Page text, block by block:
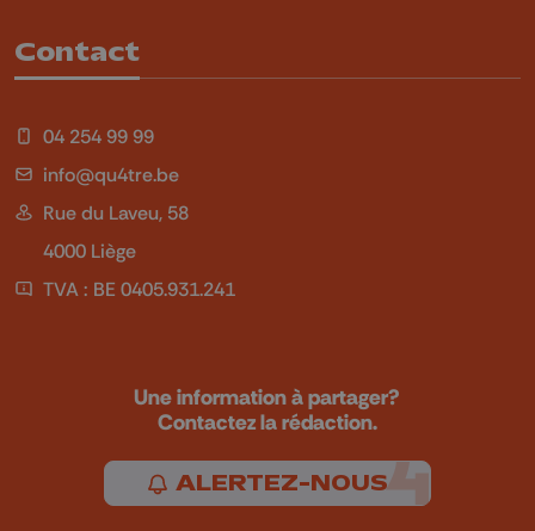
Contact
04 254 99 99
info@qu4tre.be
Rue du Laveu, 58
4000 Liège
TVA : BE 0405.931.241
Une information à partager?
Contactez la rédaction.
ALERTEZ-NOUS